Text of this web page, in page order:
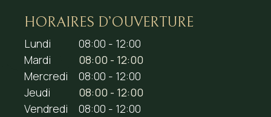
HORAIRES D’OUVERTURE
Lundi
08:00 - 12:00
Mardi
08:00 - 12:00
Mercredi
08:00 - 12:00
Jeudi
08:00 - 12:00
Vendredi
08:00 - 12:00